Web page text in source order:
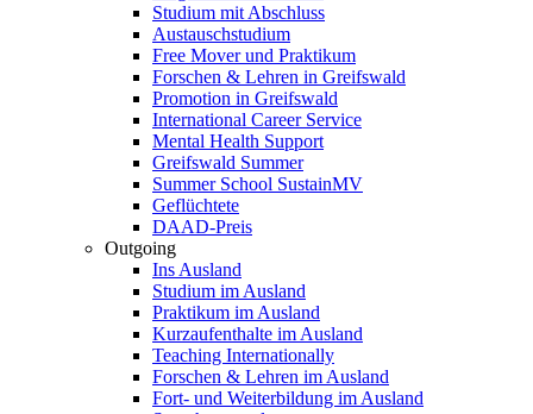
Studium mit Abschluss
Austauschstudium
Free Mover und Praktikum
Forschen & Lehren in Greifswald
Promotion in Greifswald
International Career Service
Mental Health Support
Greifswald Summer
Summer School SustainMV
Geflüchtete
DAAD-Preis
Outgoing
Ins Ausland
Studium im Ausland
Praktikum im Ausland
Kurzaufenthalte im Ausland
Teaching Internationally
Forschen & Lehren im Ausland
Fort- und Weiterbildung im Ausland